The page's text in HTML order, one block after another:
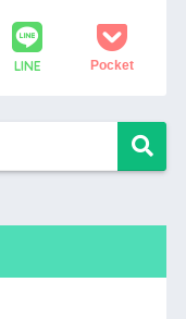
LINE Pocket